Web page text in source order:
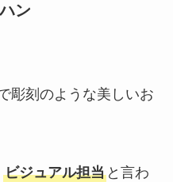
ン
彫刻のような美しいお
ビジュアル担当と言わ